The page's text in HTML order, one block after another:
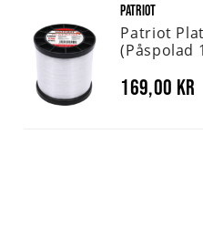
PATRIOT
Patriot
(påspolad
169,00 kr